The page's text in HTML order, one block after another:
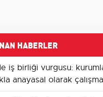
HABERLER
iş birliği vurgusu:
anayasal olarak